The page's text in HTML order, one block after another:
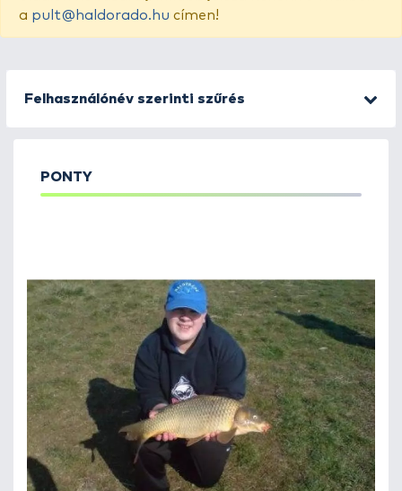
a pult@haldorado.hu címen!
Felhasználónév szerinti szűrés
PONTY